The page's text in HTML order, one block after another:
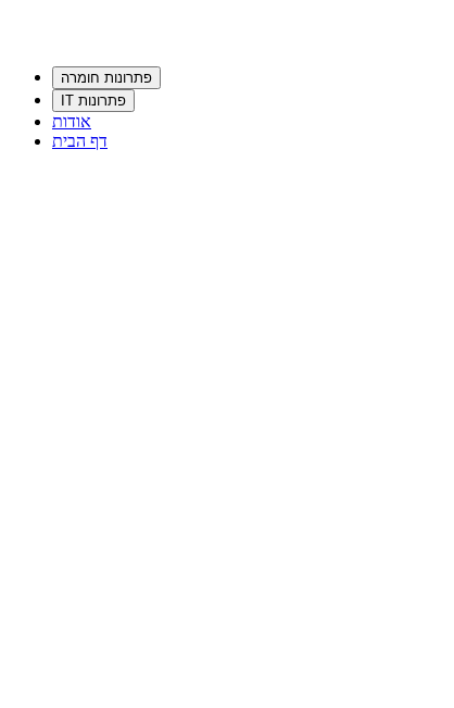
פתרונות חומרה
פתרונות IT
אודות
דף הבית